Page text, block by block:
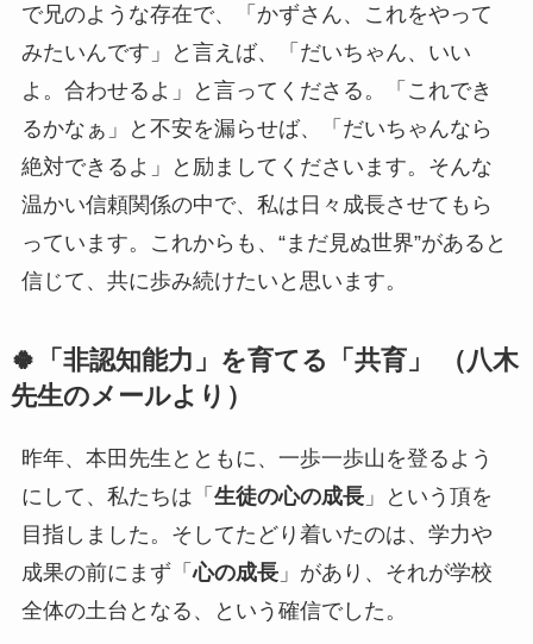
で兄のような存在で、「かずさん、これをやって
みたいんです」と言えば、「だいちゃん、いい
よ。合わせるよ」と言ってくださる。「これでき
るかなぁ」と不安を漏らせば、「だいちゃんなら
絶対できるよ」と励ましてくださいます。そんな
温かい信頼関係の中で、私は日々成長させてもら
っています。これからも、“まだ見ぬ世界”があると
信じて、共に歩み続けたいと思います。
🍀「非認知能力」を育てる「共育」 （八木
先生のメールより）
昨年、本田先生とともに、一歩一歩山を登るよう
にして、私たちは「 生徒の心の成長」という頂を
目指しました。そしてたどり着いたのは、学力や
成果の前にまず「心の成長」があり、それが学校
全体の土台となる、という確信でした。